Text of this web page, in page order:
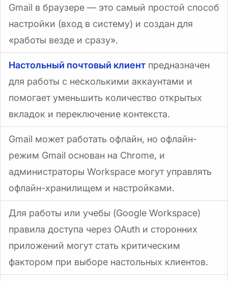
Gmail в браузере — это самый простой способ
настройки (вход в систему) и создан для
«работы везде и сразу».
Настольный почтовый клиент предназначен
для работы с несколькими аккаунтами и
помогает уменьшить количество открытых
вкладок и переключение контекста.
Gmail может работать офлайн, но офлайн-
режим Gmail основан на Chrome, и
администраторы Workspace могут управлять
офлайн-хранилищем и настройками.
Для работы или учебы (Google Workspace)
правила доступа через OAuth и сторонних
приложений могут стать критическим
фактором при выборе настольных клиентов.